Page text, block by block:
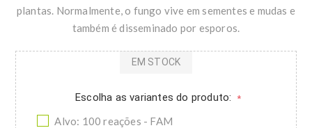
plantas. Normalmente, o fungo vive em sementes e mudas e
também é disseminado por esporos.
Escolha as variantes do produto: *
Alvo: 100 reações - FAM
EM STOCK